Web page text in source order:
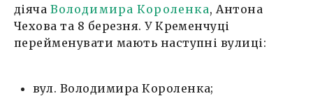
діяча Володимира Короленка, Антона
Чехова та 8 березня. У Кременчуці
перейменувати мають наступні вулиці:
вул. Володимира Короленка;